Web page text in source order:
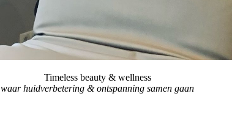
Timeless beauty & wellness
waar huidverbetering & ontspanning samen gaan